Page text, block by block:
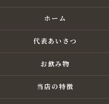
ホーム
代表あいさつ
お飲み物
当店の特徴